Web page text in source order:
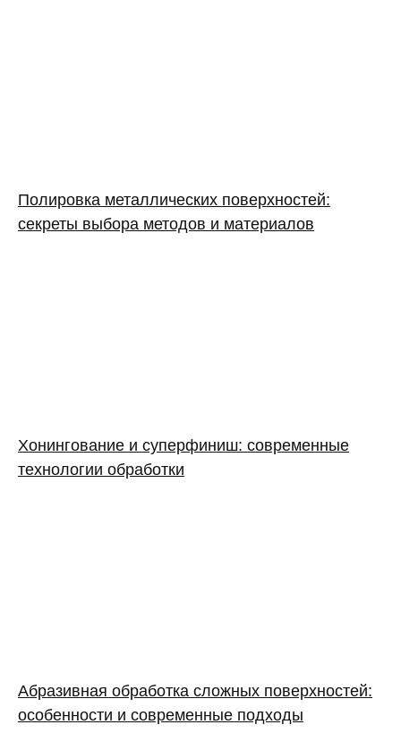
Полировка металлических поверхностей:
секреты выбора методов и материалов
Хонингование и суперфиниш: современные
технологии обработки
Абразивная обработка сложных поверхностей:
особенности и современные подходы